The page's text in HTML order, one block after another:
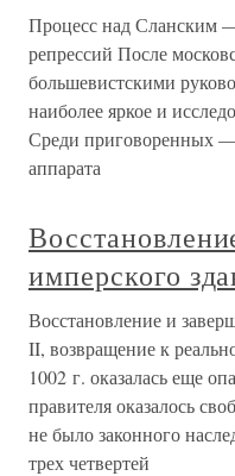
Процесс над Сланским
репрессий После
большевистскими
наиболее яркое и
Среди приговоренных
аппарата
имперского
Восстановление и
II, возвращение к
1002 г. оказалась еще
правителя оказалось
не было законного
трех четвертей